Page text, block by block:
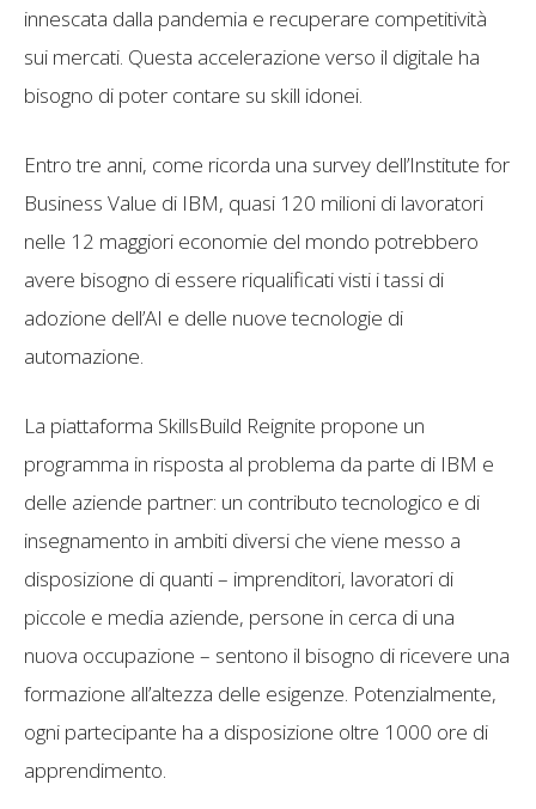
innescata dalla pandemia e recuperare competitività
sui mercati. Questa accelerazione verso il digitale ha
bisogno di poter contare su skill idonei.
Entro tre anni, come ricorda una survey dell’Institute for
Business Value di IBM, quasi 120 milioni di lavoratori
nelle 12 maggiori economie del mondo potrebbero
avere bisogno di essere riqualificati visti i tassi di
adozione dell’AI e delle nuove tecnologie di
automazione.
La piattaforma SkillsBuild Reignite propone un
programma in risposta al problema da parte di IBM e
delle aziende partner: un contributo tecnologico e di
insegnamento in ambiti diversi che viene messo a
disposizione di quanti – imprenditori, lavoratori di
piccole e media aziende, persone in cerca di una
nuova occupazione – sentono il bisogno di ricevere una
formazione all’altezza delle esigenze. Potenzialmente,
ogni partecipante ha a disposizione oltre 1000 ore di
apprendimento.